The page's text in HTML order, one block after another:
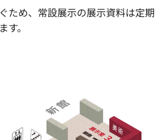
ため、常設展示の展示資料は定期
。